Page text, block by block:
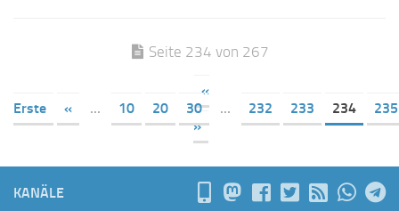
Seite 234 von 267
«
Erste
« ... 10 20 30 ... 232 233 234
235
»
KANÄLE